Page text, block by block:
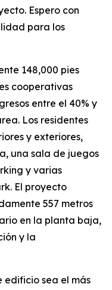
Espero con
para los
148,000 pies
cooperativas
entre el 40% y
Los residentes
y exteriores,
una sala de juegos
y varias
El proyecto
557 metros
en la planta baja,
y la
edificio sea el más